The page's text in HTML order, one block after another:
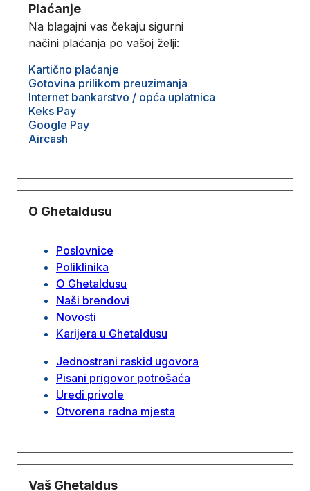
Plaćanje
Na blagajni vas čekaju sigurni
načini plaćanja po vašoj želji:
Kartično plaćanje
Gotovina prilikom preuzimanja
Internet bankarstvo / opća uplatnica
Keks Pay
Google Pay
Aircash
O Ghetaldusu
Poslovnice
Poliklinika
O Ghetaldusu
Naši brendovi
Novosti
Karijera u Ghetaldusu
Jednostrani raskid ugovora
Pisani prigovor potrošaća
Uredi privole
Otvorena radna mjesta
Vaš Ghetaldus